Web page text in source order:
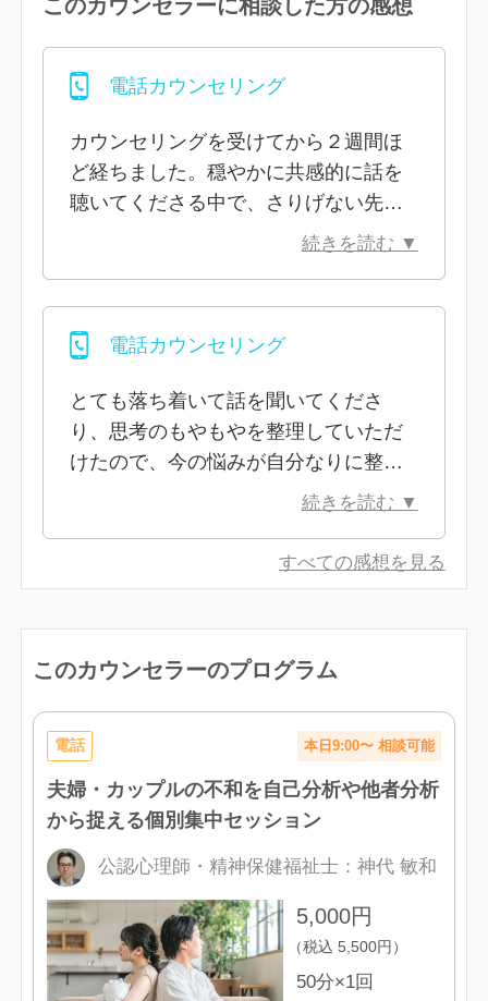
このカウンセラーに相談した方の感想
電話カウンセリング
カウンセリングを受けてから２週間ほ
ど経ちました。穏やかに共感的に話を
聴いてくださる中で、さりげない先生
の言葉から新たな視点を持つことがで
手以上に自分自身の課題の影響が大き
かったことに気づき、霧が晴れるよう
に色々なことが見えてきてました。ま
た行き詰まった時にはご相談させてい
ただきます。ありがとうございまし
続きを読む ▼
電話カウンセリング
とても落ち着いて話を聞いてくださ
り、思考のもやもやを整理していただ
けたので、今の悩みが自分なりに整理
できて対策を立てるところまで進めら
た。親身に寄り添って話を聞いて下さ
った事も嬉しかったです。ありがとご
続きを読む ▼
すべての感想を見る
このカウンセラーのプログラム
電話 本日9:00〜 相談可能
夫婦・カップルの不和を自己分析や他者分析
から捉える個別集中セッション
公認心理師・精神保健福祉士 ：神代 敏和
5,000円
（税込 5,500円）
50分×1回